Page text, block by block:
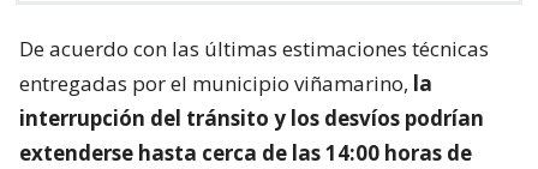
De acuerdo con las últimas estimaciones técnicas
entregadas por el municipio viñamarino, la
interrupción del tránsito y los desvíos podrían
extenderse hasta cerca de las 14:00 horas de